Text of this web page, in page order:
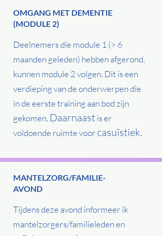
OMGANG MET DEMENTIE
(MODULE 2)
Deelnemers die module 1 (> 6
maanden geleden) hebben afgerond,
kunnen module 2 volgen. Dit is een
verdieping van de onderwerpen die
in de eerste training aan bod zijn
gekomen. Daarnaastis er
voldoende ruimte voorcasuïstiek.
MANTELZORG/FAMILIE-
AVOND
Tijdens deze avond informeer ik
mantelzorgers/familieleden en